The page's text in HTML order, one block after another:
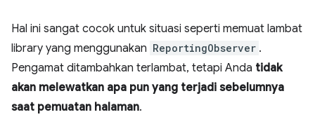
Hal ini sangat cocok untuk situasi seperti memuat lambat
library yang menggunakan ReportingObserver .
Pengamat ditambahkan terlambat, tetapi Anda tidak
akan melewatkan apa pun yang terjadi sebelumnya
saat pemuatan halaman.